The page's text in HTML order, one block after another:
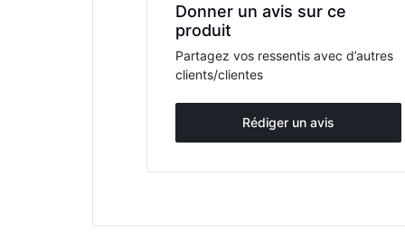
Donner un avis sur ce
produit
Partagez vos ressentis avec d’autres
clients/clientes
Rédiger un avis